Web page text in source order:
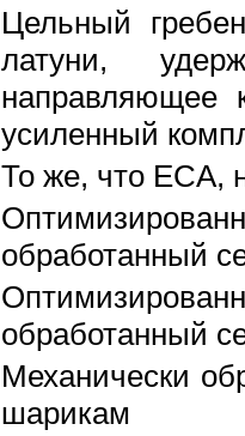
Цельный
латуни,
направляющее
усиленный
То же, что ECA,
обработанный
обработанный
Механически
шарикам